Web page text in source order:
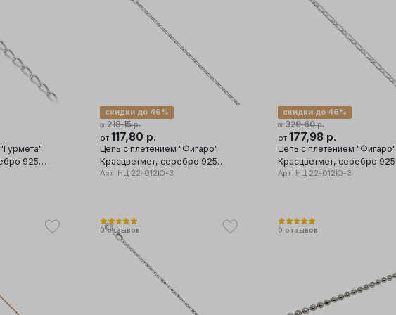
от218,15р.
скидки до 46%
от 117,80 р.
Цепь с плетением "Фигаро"
Красцветмет, серебро 925
проба
Арт. НЦ 22-012Ю-3
от329,60р.
скидки до 46%
от 177,98 р.
Цепь с плетением "Фигаро"
Красцветмет, серебро 925
проба
Арт. НЦ 22-012Ю-3
0 отзывов 0 отзывов